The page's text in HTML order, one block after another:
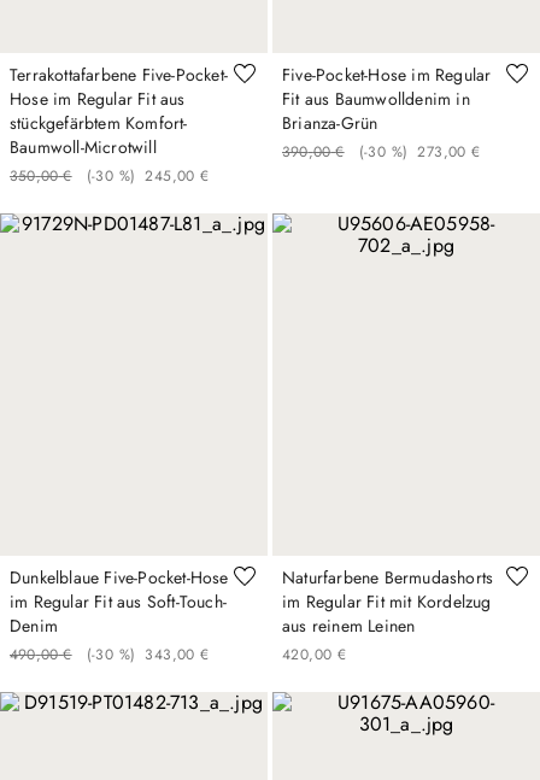
Terrakottafarbene Five-Pocket-
Hose im Regular Fit aus
stückgefärbtem Komfort-
Baumwoll-Microtwill
350,00 € (-30 %) 245,00 €
Five-Pocket-Hose im Regular
Fit aus Baumwolldenim in
Brianza-Grün
390,00 € (-30 %) 273,00 €
Dunkelblaue Five-Pocket-Hose
im Regular Fit aus Soft-Touch-
Denim
490,00 € (-30 %) 343,00 €
Naturfarbene Bermudashorts
im Regular Fit mit Kordelzug
aus reinem Leinen
420,00 €